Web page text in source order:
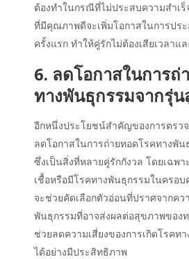
ต้องทำในกรณีที่ไม่ประสบความสำเร็
ที่มีคุณภาพดีจะเพิ่มโอกาสในการปร
ครั้งแรก ทำให้คู่รักไม่ต้องเสียเวลาแ
6. ลดโอกาสในการถ่
ทางพันธุกรรมจากรุ่
อีกหนึ่งประโยชน์สำคัญของการตรว
ลดโอกาสในการถ่ายทอดโรคทางพั
ซึ่งเป็นสิ่งที่หลายคู่รักกังวล โดยเฉพ
เชื้อหรือมีโรคทางพันธุกรรมในครอบ
จะช่วยคัดเลือกตัวอ่อนที่ปราศจากคว
พันธุกรรมที่อาจส่งผลต่อสุขภาพของ
ช่วยลดความเสี่ยงของการเกิดโรคท
ได้อย่างมีประสิทธิภาพ